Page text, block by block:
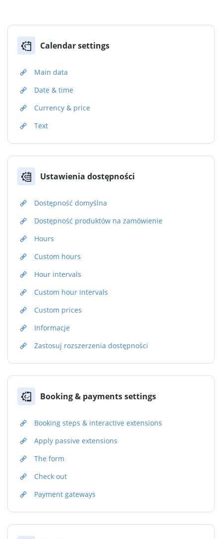
Calendar settings
Main data
Date & time
Currency & price
Text
Ustawienia dostępności
Dostępność domyślna
Dostępność produktów na zamówienie
Hours
Custom hours
Hour intervals
Custom hour intervals
Custom prices
Informacje
Zastosuj rozszerzenia dostępności
Booking & payments settings
Booking steps & interactive extensions
Apply passive extensions
The form
Check out
Payment gateways